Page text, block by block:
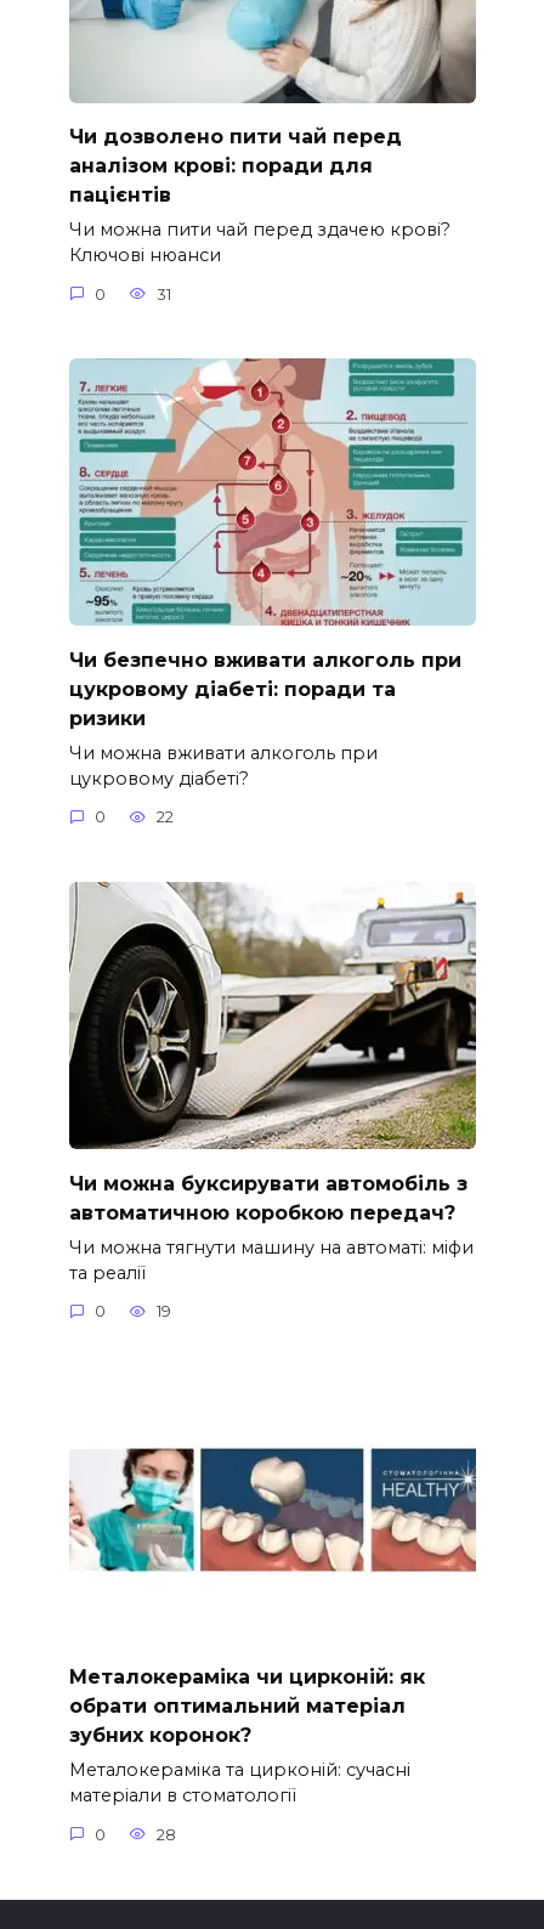
Чи дозволено пити чай перед
аналізом крові: поради для
пацієнтів
Чи можна пити чай перед здачею крові?
Ключові нюанси
0 31
Чи безпечно вживати алкоголь при
цукровому діабеті: поради та
ризики
Чи можна вживати алкоголь при
цукровому діабеті?
0 22
Чи можна буксирувати автомобіль з
автоматичною коробкою передач?
Чи можна тягнути машину на автоматі: міфи
та реалії
0 19
Металокераміка чи цирконій: як
обрати оптимальний матеріал
зубних коронок?
Металокераміка та цирконій: сучасні
матеріали в стоматології
0 28